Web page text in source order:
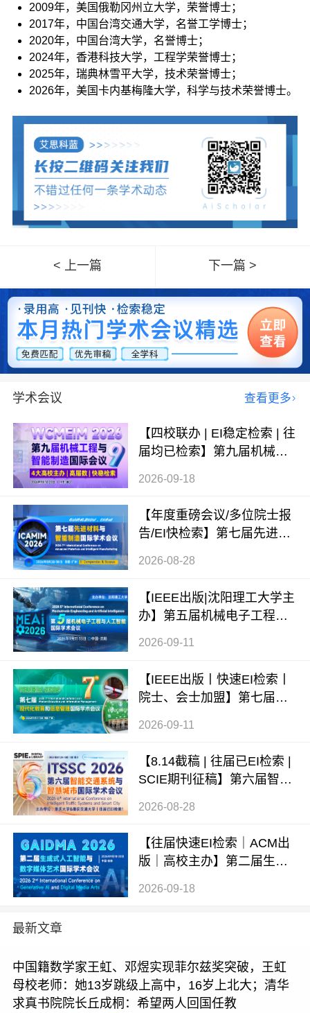
2009年，美国俄勒冈州立大学，荣誉博士；
2017年，中国台湾交通大学，名誉工学博士；
2020年，中国台湾大学，名誉博士；
2024年，香港科技大学，工程学荣誉博士；
2025年，瑞典林雪平大学，技术荣誉博士；
2026年，美国卡内基梅隆大学，科学与技术荣誉博士。
< 上一篇 下一篇 >
学术会议 查看更多
【四校联办 | EI稳定检索 | 往
届均已检索】第九届机械工
2026-09-18
【年度重磅会议/多位院士报
告/EI快检索】第七届先进材
2026-08-28
【IEEE出版|沈阳理工大学主
办】第五届机械电子工程与
2026-09-11
【IEEE出版丨快速EI检索丨
院士、会士加盟】第七届现
术会议 (ICMEIM 2026)
2026-09-11
【8.14截稿 | 往届已EI检索 |
SCIE期刊征稿】第六届智能
术会议（ITSSC 2026）
2026-08-28
【往届快速EI检索｜ACM出
版｜高校主办】第二届生成
术会议 (GAIDMA 2026)
2026-09-18
最新文章
中国籍数学家王虹、邓煜实现菲尔兹奖突破，王虹
母校老师：她13岁跳级上高中，16岁上北大；清华
求真书院院长丘成桐：希望两人回国任教